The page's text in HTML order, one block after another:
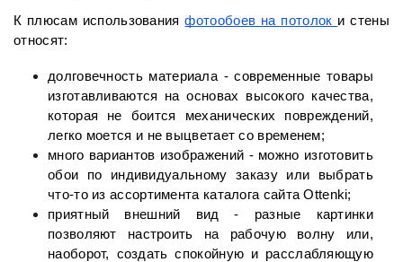
К плюсам использования фотообоев на потолок и стены
относят:
долговечность материала - современные товары
изготавливаются на основах высокого качества,
которая не боится механических повреждений,
легко моется и не выцветает со временем;
много вариантов изображений - можно изготовить
обои по индивидуальному заказу или выбрать
что-то из ассортимента каталога сайта Ottenki;
приятный внешний вид - разные картинки
позволяют настроить на рабочую волну или,
наоборот, создать спокойную и расслабляющую